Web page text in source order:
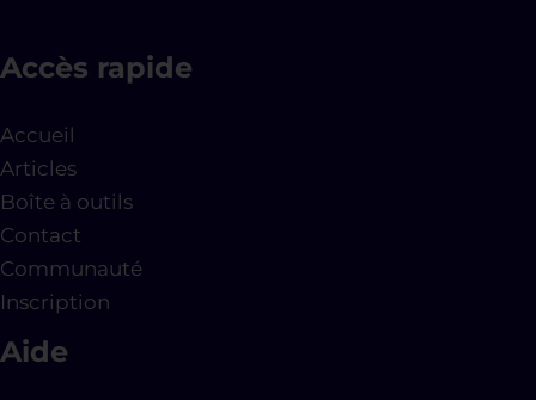
Accès rapide
Accueil
Articles
Boîte à outils
Contact
Communauté
Inscription
Aide